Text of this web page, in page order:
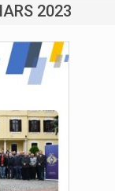
2023